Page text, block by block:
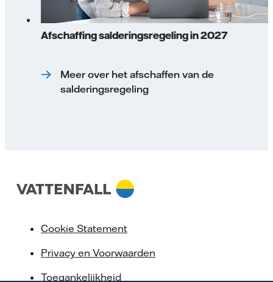
Afschaffing salderingsregeling in 2027
Meer over het afschaffen van de
salderingsregeling
Cookie Statement
Privacy en Voorwaarden
Toegankelijkheid